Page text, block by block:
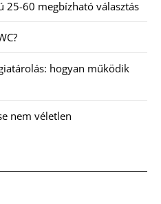
25-60 megbízható választás
hogyan működik
nem véletlen